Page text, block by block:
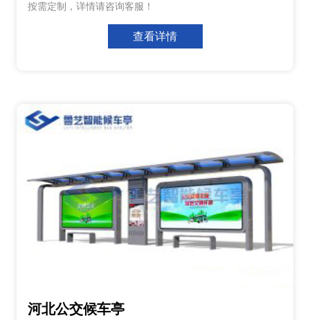
按需定制，详情请咨询客服！
查看详情
河北公交候车亭